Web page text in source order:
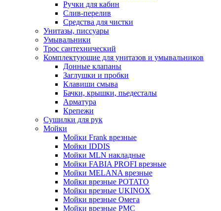
Ручки для кабин
Слив-перелив
Средства для чистки
Унитазы, писсуары
Умывальники
Трос сантехнический
Комплектующие для унитазов и умывальников
Донные клапаны
Заглушки и пробки
Клавиши смыва
Бачки, крышки, пьедесталы
Арматура
Крепежи
Сушилки для рук
Мойки
Мойки Frank врезные
Мойки IDDIS
Мойки MLN накладные
Мойки FABIA PROFI врезные
Мойки MELANA врезные
Мойки врезные POTATO
Мойки врезные UKINOX
Мойки врезные Омега
Мойки врезные РМС